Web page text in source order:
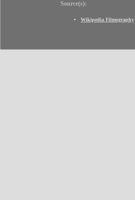
Source(s):
Wikipedia Filmography